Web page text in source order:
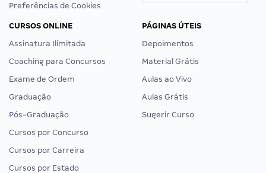
Preferências de Cookies
CURSOS ONLINE
Assinatura Ilimitada
Coaching para Concursos
Exame de Ordem
Graduação
Pós-Graduação
Cursos por Concurso
Cursos por Carreira
Cursos por Estado
PÁGINAS ÚTEIS
Depoimentos
Material Grátis
Aulas ao Vivo
Aulas Grátis
Sugerir Curso